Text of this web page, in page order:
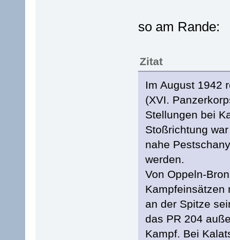
so am Rande:
Zitat
Im August 1942
(XVI.
Stellungen bei
Stoßrichtung
nahe
werden.
Von Oppeln-
Kampfeinsätzen
an der Spitze
das PR 204
Kampf. Bei